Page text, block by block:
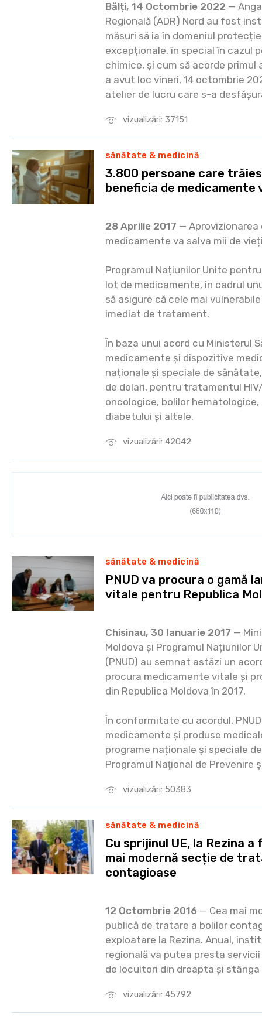
vizualizări: 37151
Bălți, 14 Octombrie 2022 —
Regională (ADR) Nord au fost
măsuri să ia în domeniul
excepționale, în special în cazul
chimice, și cum să acorde
a avut loc vineri, 14 octombrie
atelier de lucru care s-a
vizualizări: 42042
sănătate & medicină
3.800 persoane care
beneficia de medicamente
28 Aprilie 2017 — Aprovizionarea
medicamente va salva mii de
Programul Națiunilor Unite
lot de medicamente, în cadrul
să asigure că cele mai
imediat de tratament.
În baza unui acord cu Ministerul
medicamente și dispozitive
naționale și speciale de
de dolari, pentru tratamentul
oncologice, bolilor
diabetului și altele.
vizualizări: 50383
sănătate & medicină
PNUD va procura o gamă
vitale pentru Republica
Chisinau, 30 Ianuarie 2017 —
Moldova și Programul Națiunilor
(PNUD) au semnat astăzi un
procura medicamente vitale și
din Republica Moldova în 2017.
În conformitate cu acordul,
medicamente și produse
programe naționale și speciale
Programul Naţional de Prevenire
vizualizări: 45792
sănătate & medicină
Cu sprijinul UE, la Rezina
mai modernă secție de
contagioase
12 Octombrie 2016 — Cea mai
publică de tratare a bolilor
exploatare la Rezina. Anual,
regională va putea presta
de locuitori din dreapta și stânga